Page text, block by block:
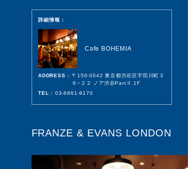
詳細情報：
Cafe BOHEMIA
ADDRESS : 〒150-0042 東京都渋谷区宇田川町３
６−２２ ノア渋谷PartⅡ 1F
TEL : 03-6861-9170
FRANZE & EVANS LONDON